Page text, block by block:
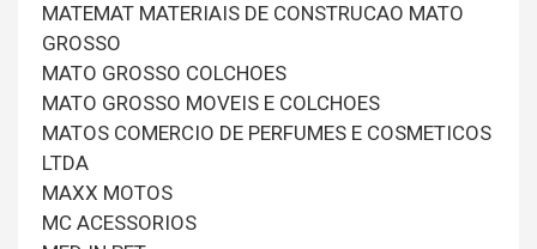
MATEMAT MATERIAIS DE CONSTRUCAO MATO
GROSSO
MATO GROSSO COLCHOES
MATO GROSSO MOVEIS E COLCHOES
MATOS COMERCIO DE PERFUMES E COSMETICOS
LTDA
MAXX MOTOS
MC ACESSORIOS